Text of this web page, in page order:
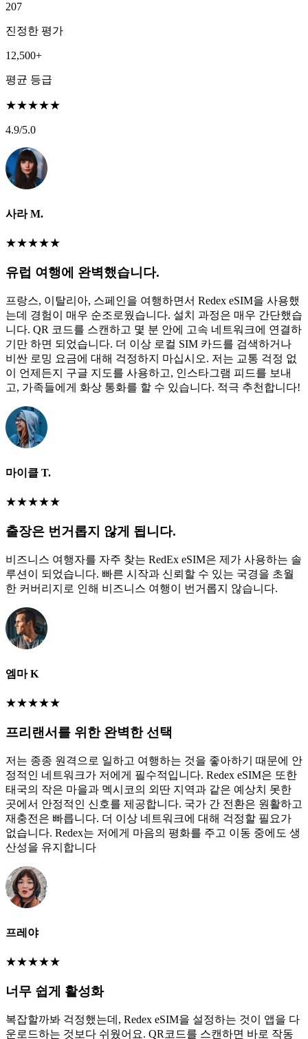
207
진정한 평가
12,500+
평균 등급
★★★★★
4.9/5.0
사라 M.
★★★★★
유럽 여행에 완벽했습니다.
프랑스, 이탈리아, 스페인을 여행하면서 Redex eSIM을 사용했
는데 경험이 매우 순조로웠습니다. 설치 과정은 매우 간단했습
니다. QR 코드를 스캔하고 몇 분 안에 고속 네트워크에 연결하
기만 하면 되었습니다. 더 이상 로컬 SIM 카드를 검색하거나
비싼 로밍 요금에 대해 걱정하지 마십시오. 저는 교통 걱정 없
이 언제든지 구글 지도를 사용하고, 인스타그램 피드를 보내
고, 가족들에게 화상 통화를 할 수 있습니다. 적극 추천합니다!
마이클 T.
★★★★★
출장은 번거롭지 않게 됩니다.
비즈니스 여행자를 자주 찾는 RedEx eSIM은 제가 사용하는 솔
루션이 되었습니다. 빠른 시작과 신뢰할 수 있는 국경을 초월
한 커버리지로 인해 비즈니스 여행이 번거롭지 않습니다.
엠마 K
★★★★★
프리랜서를 위한 완벽한 선택
저는 종종 원격으로 일하고 여행하는 것을 좋아하기 때문에 안
정적인 네트워크가 저에게 필수적입니다. Redex eSIM은 또한
태국의 작은 마을과 멕시코의 외딴 지역과 같은 예상치 못한
곳에서 안정적인 신호를 제공합니다. 국가 간 전환은 원활하고
재충전은 빠릅니다. 더 이상 네트워크에 대해 걱정할 필요가
없습니다. Redex는 저에게 마음의 평화를 주고 이동 중에도 생
산성을 유지합니다
프레야
★★★★★
너무 쉽게 활성화
복잡할까봐 걱정했는데, Redex eSIM을 설정하는 것이 앱을 다
운로드하는 것보다 쉬웠어요. QR코드를 스캔하면 바로 작동